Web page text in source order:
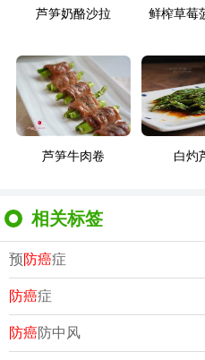
芦笋奶酪沙拉 鲜榨草莓
芦笋牛肉卷 白灼
相关标签
预防癌症
防癌症
防癌防中风